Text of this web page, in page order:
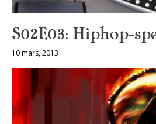
S02E03: Hiphop-
10 mars, 2013